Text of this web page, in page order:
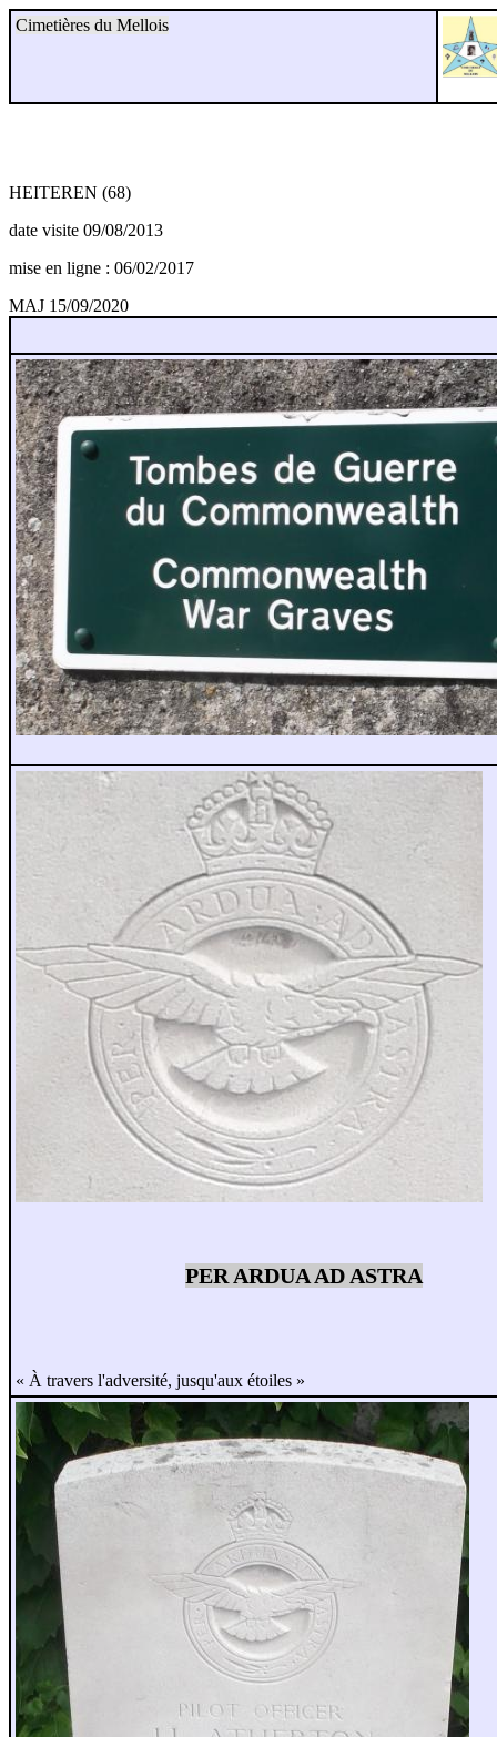
Cimetières du Mellois
HEITEREN (68)
date visite 09/08/2013
mise en ligne : 06/02/2017
MAJ 15/09/2020
PER ARDUA AD ASTRA
« À travers l'adversité, jusqu'aux étoiles »